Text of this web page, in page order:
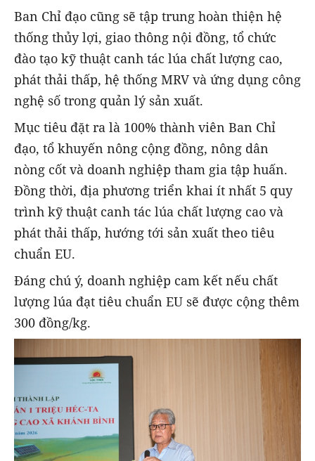
Ban Chỉ đạo cũng sẽ tập trung hoàn thiện hệ
thống thủy lợi, giao thông nội đồng, tổ chức
đào tạo kỹ thuật canh tác lúa chất lượng cao,
phát thải thấp, hệ thống MRV và ứng dụng công
nghệ số trong quản lý sản xuất.
Mục tiêu đặt ra là 100% thành viên Ban Chỉ
đạo, tổ khuyến nông cộng đồng, nông dân
nòng cốt và doanh nghiệp tham gia tập huấn.
Đồng thời, địa phương triển khai ít nhất 5 quy
trình kỹ thuật canh tác lúa chất lượng cao và
phát thải thấp, hướng tới sản xuất theo tiêu
chuẩn EU.
Đáng chú ý, doanh nghiệp cam kết nếu chất
lượng lúa đạt tiêu chuẩn EU sẽ được cộng thêm
300 đồng/kg.